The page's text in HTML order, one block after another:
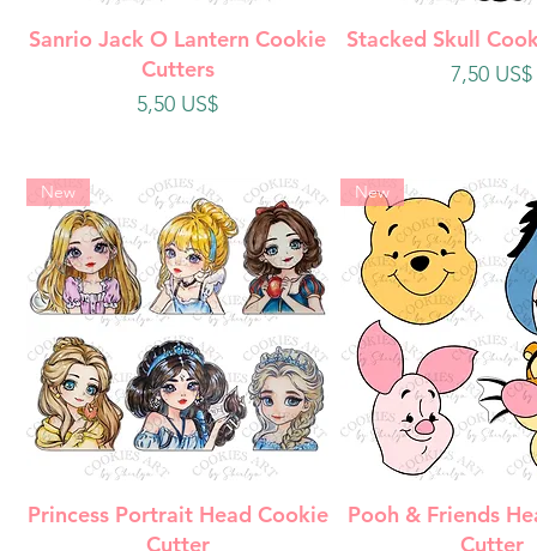
Vista rápida
Sanrio Jack O Lantern Cookie
Cutters
Precio
5,50 US$
Vista
Stacked Skull
Precio
7,50 US$
Vista rápida
New
Princess Portrait Head Cookie
Cutter
Vista
New
Pooh & Friends
Cutter